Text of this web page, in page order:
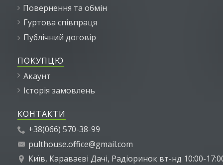
Повернення та обмін
Гуртова співпраця
Публічний договір
ПОКУПЦЮ
Акаунт
Історія замовлень
КОНТАКТИ
+38(066) 570-38-99
pulthouse.office@gmail.com
Київ, Караваєві Дачі, Радіоринок вт-нд 10:00-